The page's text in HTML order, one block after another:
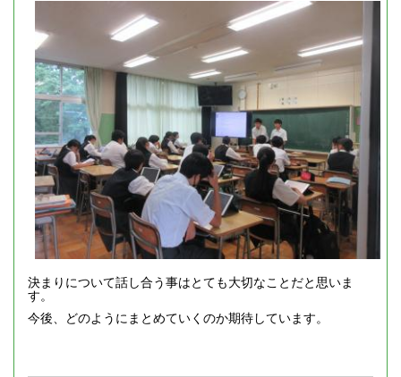
決まりについて話し合う事はとても大切なことだと思いま
す。
今後、どのようにまとめていくのか期待しています。